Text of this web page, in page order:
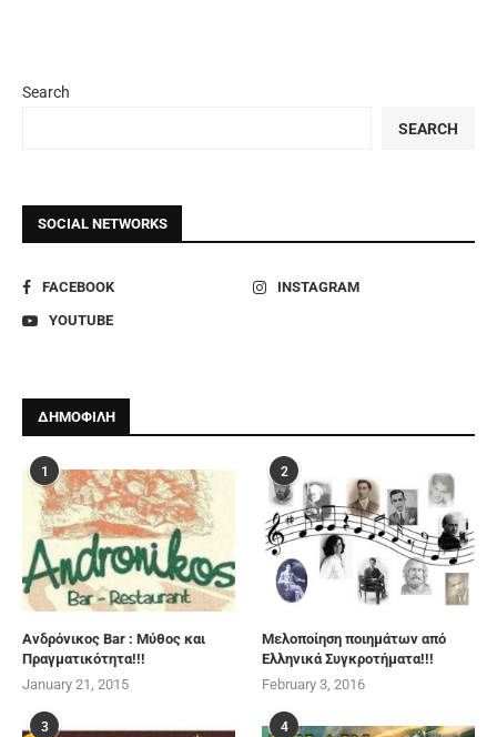
Search
SEARCH
SOCIAL NETWORKS
FACEBOOK
INSTAGRAM
YOUTUBE
ΔΗΜΟΦΙΛΗ
1
Ανδρόνικος Bar : Μύθος και
Πραγματικότητα!!!
January 21, 2015
2
Μελοποίηση ποιημάτων από
Ελληνικά Συγκροτήματα!!!
February 3, 2016
3 4